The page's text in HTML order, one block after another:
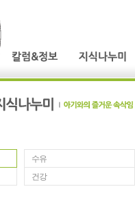
수유
건강